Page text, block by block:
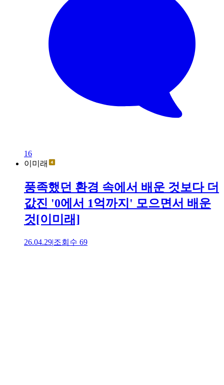
16
이미래
풍족했던 환경 속에서 배운 것보다 더
값진 '0에서 1억까지' 모으면서 배운
것[이미래]
26.04.29|조회수 69